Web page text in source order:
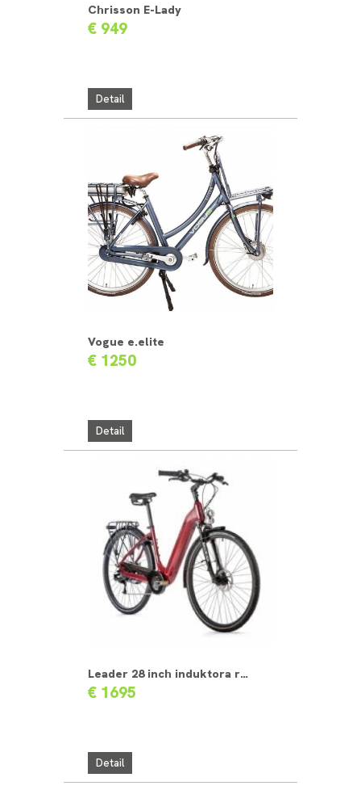
Chrisson E-Lady
€ 949
Detail
Vogue e.elite
€ 1250
Detail
Leader 28 inch induktora rood
€ 1695
Detail